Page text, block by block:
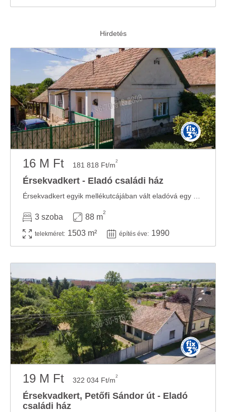
16 M Ft 181 818 Ft/m2
Érsekvadkert - Eladó családi ház
3 szoba 88 m
2
telekméret: 1503 m² építés éve: 1990
19 M Ft 322 034 Ft/m2
Érsekvadkert, Petőfi Sándor út - Eladó
családi ház